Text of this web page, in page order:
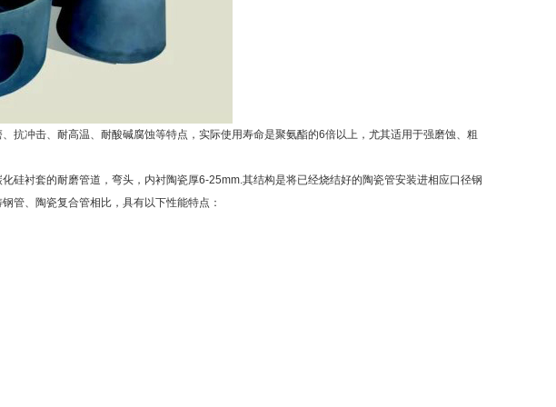
冲击、耐高温、耐酸碱腐蚀等特点，实际使用寿命是聚氨酯的6倍以上，尤其适用于强磨蚀、粗
硅衬套的耐磨管道，弯头，内衬陶瓷厚6-25mm.其结构是将已经烧结好的陶瓷管安装进相应口径钢
管、陶瓷复合管相比，具有以下性能特点：